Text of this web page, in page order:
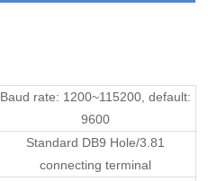
Baud rate: 1200~115200, default:
9600
Standard DB9 Hole/3.81
connecting terminal